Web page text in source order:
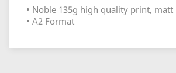
• Noble 135g high quality print, matt
• A2 Format